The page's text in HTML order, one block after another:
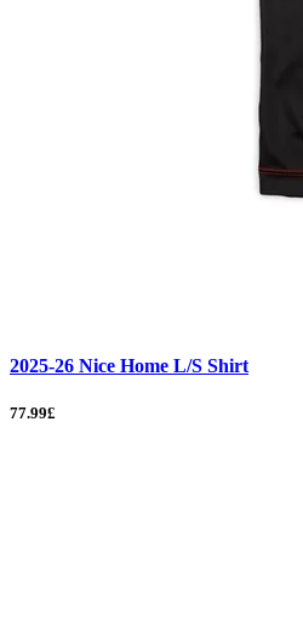
2025-26 Nice Home L/S Shirt
77.99£